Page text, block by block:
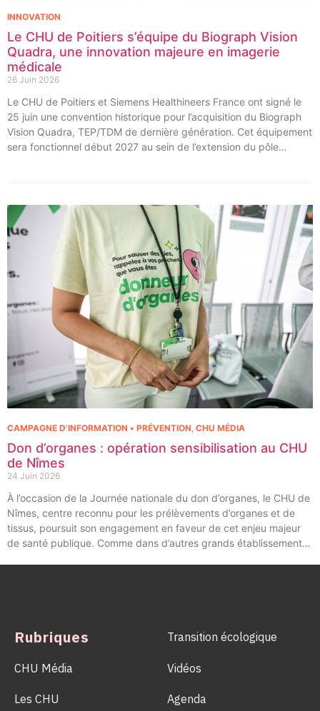
Le CHU de Poitiers s’équipe du Biograph Vision
Quadra, une innovation majeure en imagerie
médicale
26 Juin 2026
INNOVATION
Le CHU de Poitiers et Siemens Healthineers France ont signé le
25 juin une convention historique pour l’acquisition du Biograph
Vision Quadra, TEP/TDM de dernière génération. Cet équipement
sera fonctionnel début 2027 au sein de l’extension du pôle
l’acquisition et l’installation de l’équipement au cœur même du
pôle régional de cancérologie.
Don d’organes : opération sensibilisation au CHU
de Nîmes
24 Juin 2026
CAMPAGNE D'INFORMATION • PRÉVENTION, CHU MÉDIA
À l’occasion de la Journée nationale du don d’organes, le CHU de
Nîmes, centre reconnu pour les prélèvements d’organes et de
tissus, poursuit son engagement en faveur de cet enjeu majeur
de santé publique. Comme dans d’autres grands établissements
Rubriques
CHU Média
Les CHU
Transition écologique
Vidéos
Agenda